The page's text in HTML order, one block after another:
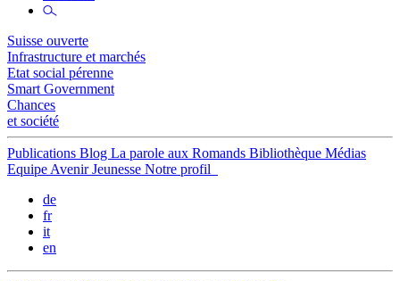
Suisse ouverte
Infrastructure et marchés
Etat social pérenne
Smart Government
Chances
et société
Publications Blog La parole aux Romands Bibliothèque Médias
Equipe Avenir Jeunesse Notre profil
de
fr
it
en